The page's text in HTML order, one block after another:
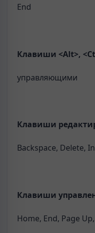
End
Клавиши <Alt>, <
управляющими
Клавиши
Backspace, Delete,
Клавиши
Home, End, Page